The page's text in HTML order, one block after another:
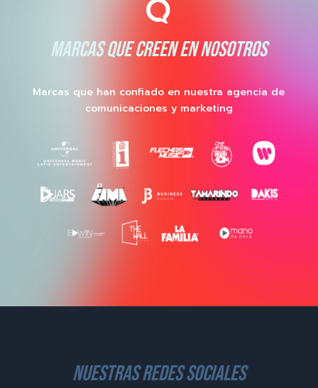
MARCAS QUE CREEN EN NOSOTROS
Marcas que han confiado en nuestra agencia de
comunicaciones y marketing
nuestras redes sociales